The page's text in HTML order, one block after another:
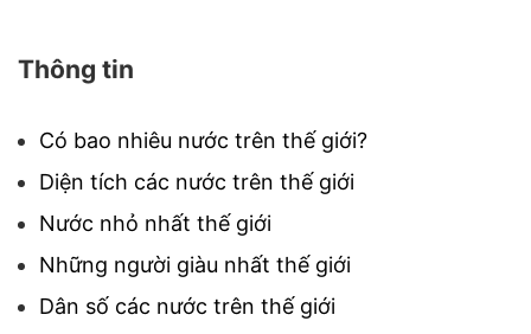
Thông tin
Có bao nhiêu nước trên thế giới?
Diện tích các nước trên thế giới
Nước nhỏ nhất thế giới
Những người giàu nhất thế giới
Dân số các nước trên thế giới